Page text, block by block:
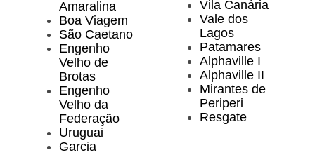
Amaralina
Boa Viagem
São Caetano
Engenho
Velho de
Brotas
Engenho
Velho da
Federação
Uruguai
Garcia
Vila Canária
Vale dos
Lagos
Patamares
Alphaville I
Alphaville II
Mirantes de
Periperi
Resgate